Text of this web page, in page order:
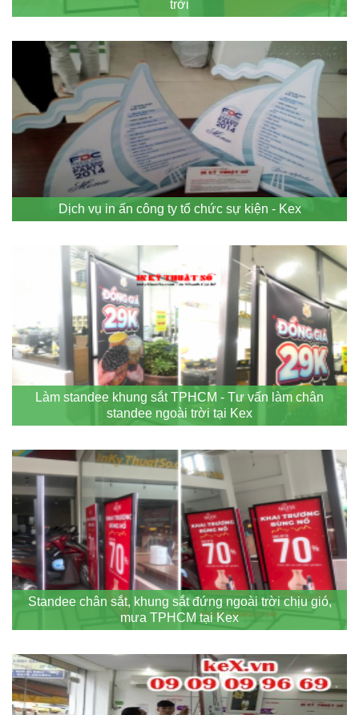
trời
Dịch vụ in ấn công ty tổ chức sự kiện - Kex
Làm standee khung sắt TPHCM - Tư vấn làm chân
standee ngoài trời tại Kex
Standee chân sắt, khung sắt đứng ngoài trời chịu gió,
mưa TPHCM tại Kex